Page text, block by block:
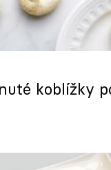
koblížky